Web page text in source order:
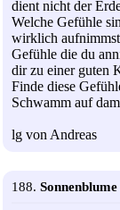
dient nicht der
Welche Gefühle
wirklich
Gefühle die du
dir zu einer guten
Finde diese
Schwamm auf
lg von Andreas
188. Sonnenblume